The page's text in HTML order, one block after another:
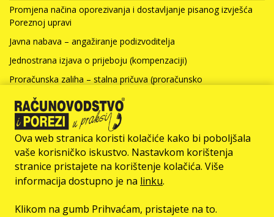
Promjena načina oporezivanja i dostavljanje pisanog izvješća
Poreznoj upravi
Javna nabava – angažiranje podizvoditelja
Jednostrana izjava o prijeboju (kompenzaciji)
Proračunska zaliha – stalna pričuva (proračunsko
Nabavna vrijednost nefinancijske imovine i kamate za kredit
(neprofitno računovodstvo)
Više >>>
© Računovodstvo & Porezi član je
Ova web stranica koristi kolačiće kako bi poboljšala
vaše korisničko iskustvo. Nastavkom korištenja
stranice pristajete na korištenje kolačića. Više
informacija dostupno je na linku.
Klikom na gumb Prihvaćam, pristajete na to.